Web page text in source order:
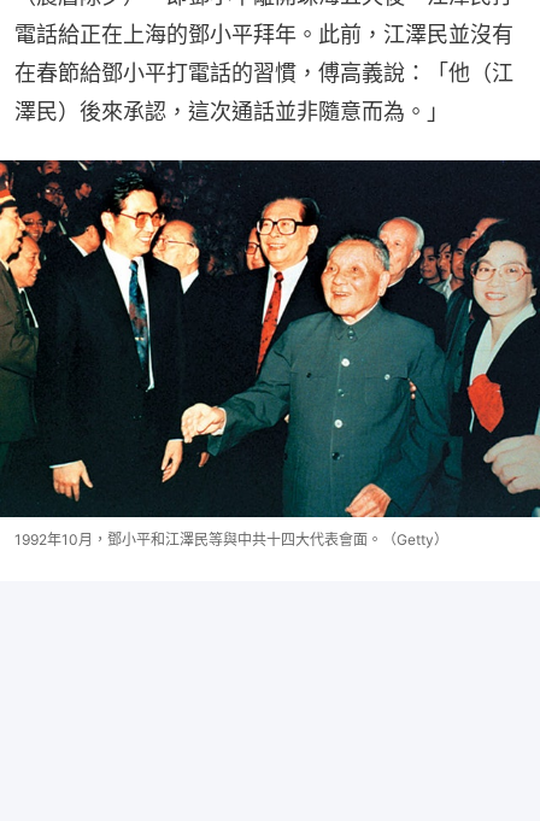
電話給正在上海的鄧小平拜年。此前，江澤民並沒有
在春節給鄧小平打電話的習慣，傅高義說：「他（江
澤民）後來承認，這次通話並非隨意而為。」
1992年10月，鄧小平和江澤民等與中共十四大代表會面。（Getty）